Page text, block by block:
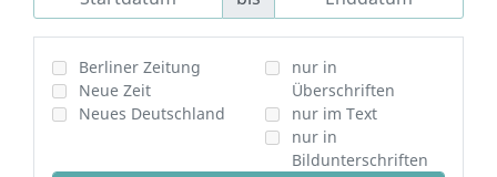
Berliner Zeitung
Neue Zeit
Neues Deutschland
nur in
Überschriften
nur im Text
nur in
Bildunterschriften